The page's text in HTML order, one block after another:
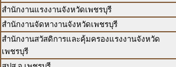
สำนักงานแรงงานจังหวัดเพชรบุรี
สำนักงานจัดหางานจังหวัดเพชรบุรี
สำนักงานสวัสดิการและคุ้มครองแรงงานจังหวัด
เพชรบุรี